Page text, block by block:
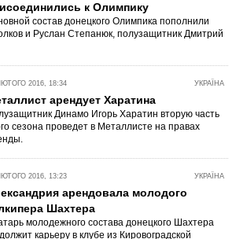
к Олимпику
состав донецкого Олимпика пополнили
и Руслан Степанюк, полузащитник Дмитрий
УКРАЇНА
2016, 18:34
арендует Харатина
Динамо Игорь Харатин вторую часть
сезона проведет в Металлисте на правах
УКРАЇНА
2016, 13:23
арендовала молодого
Шахтера
молодежного состава донецкого Шахтера
карьеру в клубе из Кировоградской